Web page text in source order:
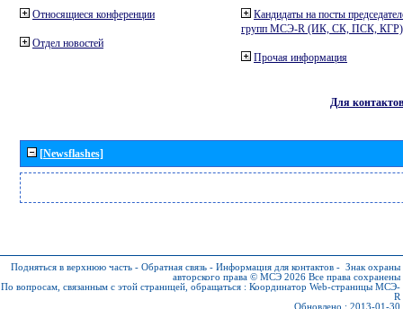
Относящиеся конференции
Отдел новостей
Кандидаты на посты
групп МСЭ-R (ИК, СК, ПСК, КГР)
Прочая информация
Для контактов
[Newsflashes]
Подняться в верхнюю часть - Обратная связь - Информация для контактов - Знак охраны
авторского права © МСЭ 2026 Все права сохранены
По вопросам, связанным с этой страницей, обращаться : Координатор Web-страницы МСЭ-
R
Обновлено : 2013-01-30